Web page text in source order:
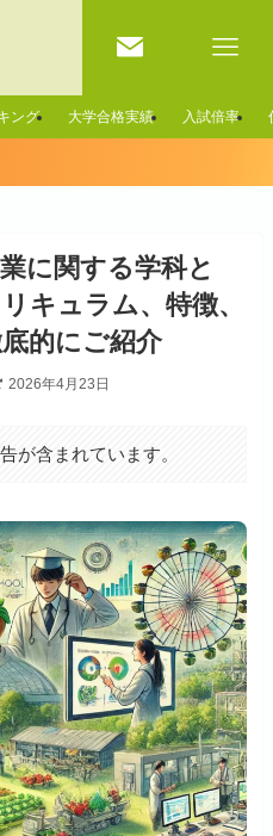
ング 大学合格実績 入試倍率
に関する学科と
キュラム、特徴、
的にご紹介
2026年4月23日
が含まれています。